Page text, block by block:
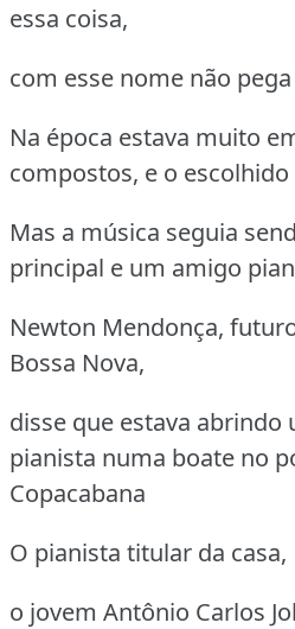
essa coisa,
com esse nome não
Na época estava muito
compostos, e o
Mas a música seguia
principal e um amigo
Newton Mendonça,
Bossa Nova,
disse que estava abrindo
pianista numa boate no
Copacabana
O pianista titular da casa,
o jovem Antônio Carlos